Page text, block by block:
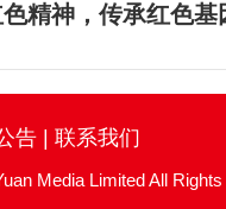
精神，传承红色基
告| 联系我们
Media Limited All